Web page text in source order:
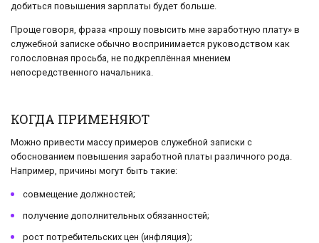
добиться повышения зарплаты будет больше.
Проще говоря, фраза «прошу повысить мне заработную плату» в
служебной записке обычно воспринимается руководством как
голословная просьба, не подкреплённая мнением
непосредственного начальника.
КОГДА ПРИМЕНЯЮТ
Можно привести массу примеров служебной записки с
обоснованием повышения заработной платы различного рода.
Например, причины могут быть такие:
совмещение должностей;
получение дополнительных обязанностей;
рост потребительских цен (инфляция);